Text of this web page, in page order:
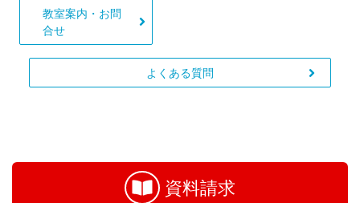
教室案内・お問
合せ
よくある質問
資料請求